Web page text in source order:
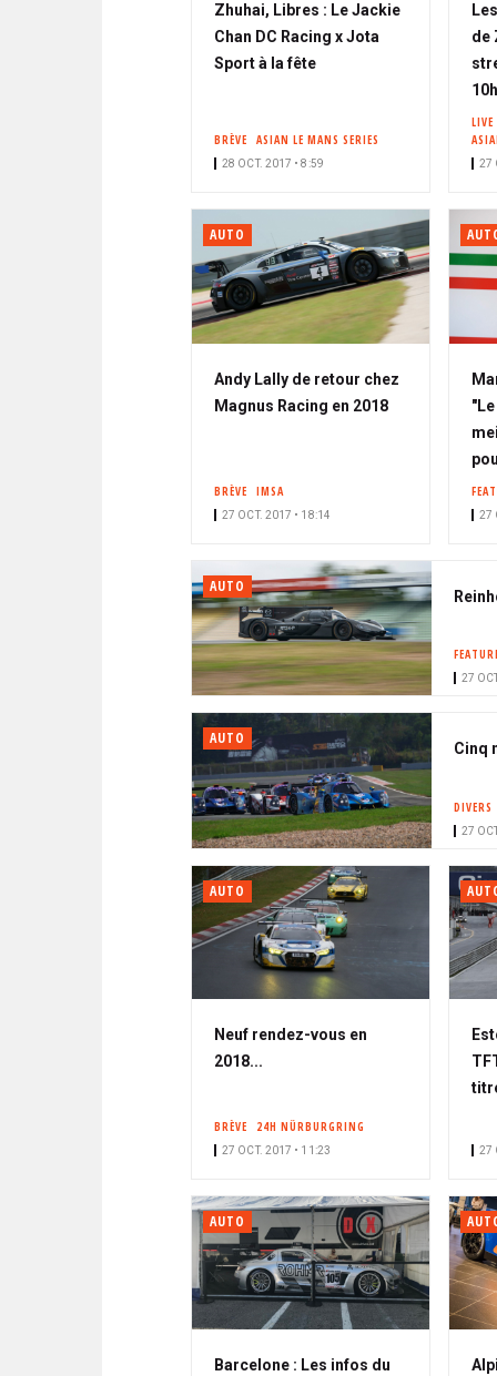
Zhuhai, Libres : Le Jackie
Chan DC Racing x Jota
Sport à la fête
BRÈVE ASIAN LE MANS SERIES
28 OCT. 2017 • 8:59
de
LIVE
27
AUTO
Andy Lally de retour chez
Magnus Racing en 2018
BRÈVE IMSA
27 OCT. 2017 • 18:14 27
AUTO
27
AUTO
Cinq
DIVERS
27
AUTO
Neuf rendez-vous en
2018...
BRÈVE 24H NÜRBURGRING
27 OCT. 2017 • 11:23 27
AUTO
Barcelone : Les infos du